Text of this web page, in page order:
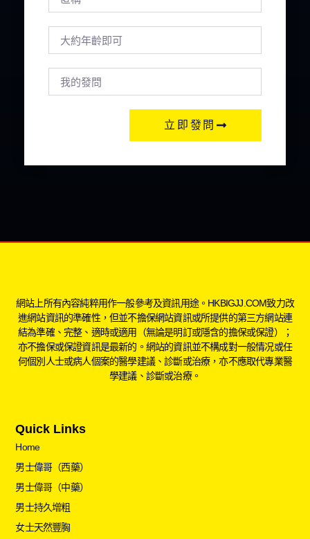
立即發問
網站上所有內容純粹用作一般參考及資訊用途。HKBIGJJ.COM致力改
進網站資訊的準確性，但並不擔保網站資訊或所提供的第三方網站連
結為準確、完整、適時或適用（無論是明訂或隱含的擔保或保證）；
亦不擔保或保證資訊是最新的。網站的資訊並不構成對一般情况或任
何個別人士或病人個案的醫學建議、診斷或治療，亦不應取代專業醫
學建議、診斷或治療。
Quick Links
Home
男士偉哥（西藥）
男士偉哥（中藥）
男士持久增粗
女士天然豐胸